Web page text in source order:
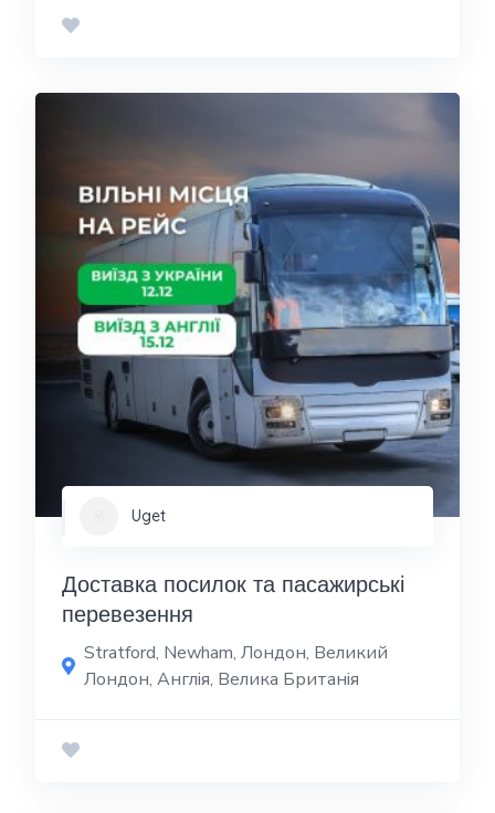
Uget
Доставка посилок та пасажирські
перевезення
Stratford, Newham, Лондон, Великий
Лондон, Англія, Велика Британія